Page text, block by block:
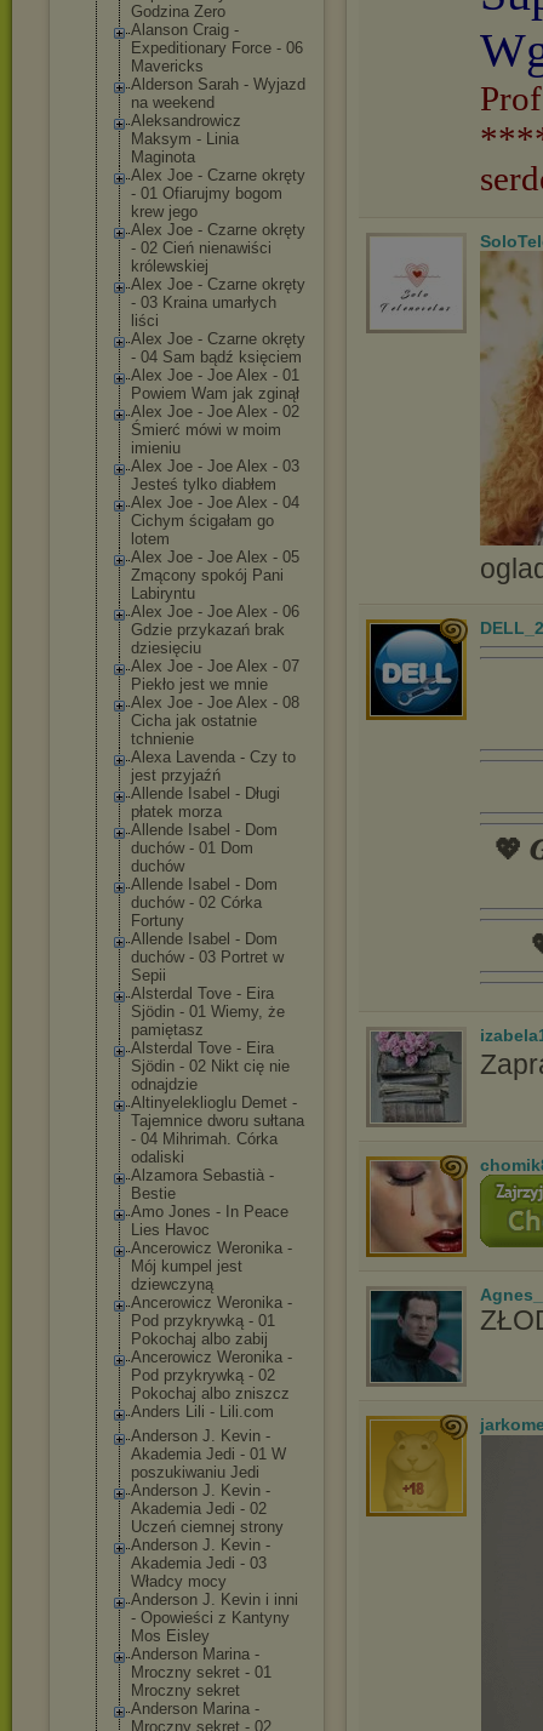
Godzina Zero
Alanson Craig -
Expeditionary Force - 06
Mavericks
Alderson Sarah - Wyjazd
na weekend
Aleksandrowicz
Maksym - Linia
Maginota
Alex Joe - Czarne okręty
- 01 Ofiarujmy bogom
krew jego
Alex Joe - Czarne okręty
- 02 Cień nienawiści
królewskiej
Alex Joe - Czarne okręty
- 03 Kraina umarłych
liści
Alex Joe - Czarne okręty
- 04 Sam bądź księciem
Alex Joe - Joe Alex - 01
Powiem Wam jak zginął
Alex Joe - Joe Alex - 02
Śmierć mówi w moim
imieniu
Alex Joe - Joe Alex - 03
Jesteś tylko diabłem
Alex Joe - Joe Alex - 04
Cichym ścigałam go
lotem
Alex Joe - Joe Alex - 05
Zmącony spokój Pani
Labiryntu
Alex Joe - Joe Alex - 06
Gdzie przykazań brak
dziesięciu
Alex Joe - Joe Alex - 07
Piekło jest we mnie
Alex Joe - Joe Alex - 08
Cicha jak ostatnie
tchnienie
Alexa Lavenda - Czy to
jest przyjaźń
Allende Isabel - Długi
płatek morza
Allende Isabel - Dom
duchów - 01 Dom
duchów
Allende Isabel - Dom
duchów - 02 Córka
Fortuny
Allende Isabel - Dom
duchów - 03 Portret w
Sepii
Alsterdal Tove - Eira
Sjödin - 01 Wiemy, że
pamiętasz
Alsterdal Tove - Eira
Sjödin - 02 Nikt cię nie
odnajdzie
Altinyelekliog lu Demet -
Tajemnice dworu sułtana
- 04 Mihrimah. Córka
odaliski
Alzamora Sebastià -
Bestie
Amo Jones - In Peace
Lies Havoc
Ancerowicz Weronika -
Mój kumpel jest
dziewczyną
Ancerowicz Weronika -
Pod przykrywką - 01
Pokochaj albo zabij
Ancerowicz Weronika -
Pod przykrywką - 02
Pokochaj albo zniszcz
Anders Lili - Lili.com
Anderson J. Kevin -
Akademia Jedi - 01 W
poszukiwaniu Jedi
Anderson J. Kevin -
Akademia Jedi - 02
Uczeń ciemnej strony
Anderson J. Kevin -
Akademia Jedi - 03
Władcy mocy
Anderson J. Kevin i inni
- Opowieści z Kantyny
Mos Eisley
Anderson Marina -
Mroczny sekret - 01
Mroczny sekret
Anderson Marina -
Mroczny sekret - 02
💖